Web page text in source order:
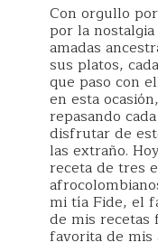
Con orgullo
por la
amadas
sus platos,
que paso con
en esta
repasando
disfrutar de
las extraño.
receta de tres
mi tía Fide, el
de mis recetas
favorita de mis